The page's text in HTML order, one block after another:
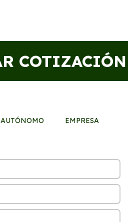
COTIZACIÓN
AUTÓNOMO EMPRESA